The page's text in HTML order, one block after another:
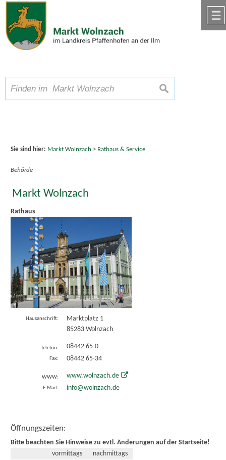
Zum Inhalt,zur Navigation
Schriftgröße A A A suchen
Sie sind hier: Markt Wolnzach > Rathaus & Service
Behörde
Markt Wolnzach
Rathaus
Hausanschrift:
Marktplatz 1
85283 Wolnzach
Telefon: 08442 65-0
Fax: 08442 65-34
WWW: www.wolnzach.de
E-Mail: info@wolnzach.de
Öffnungszeiten:
Bitte beachten Sie Hinweise zu evtl. Änderungen auf der Startseite!
vormittags
nachmittags